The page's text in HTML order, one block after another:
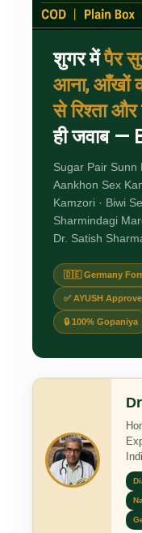
शुगर मेंपैर
आना, आँखों
से रिश्ता और
ही जवाब —
Sugar Pair Sunn
Aankhon Sex
Kamzori · Biwi
Sharmindagi
Dr. Satish
🇩🇪 Germany
✅ AYUSH
🔒 100% Gopaniya